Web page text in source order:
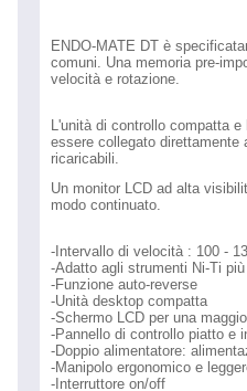
ENDO-MATE DT è
comuni. Una memoria pre-
velocità e rotazione.
L'unità di controllo compatta
essere collegato direttamente
ricaricabili.
Un monitor LCD ad alta
modo continuato.
-Intervallo di velocità : 100 -
-Adatto agli strumenti Ni-Ti
-Funzione auto-reverse
-Unità desktop compatta
-Schermo LCD per una
-Pannello di controllo piatto e
-Doppio alimentatore:
-Manipolo ergonomico e
-Interruttore on/off